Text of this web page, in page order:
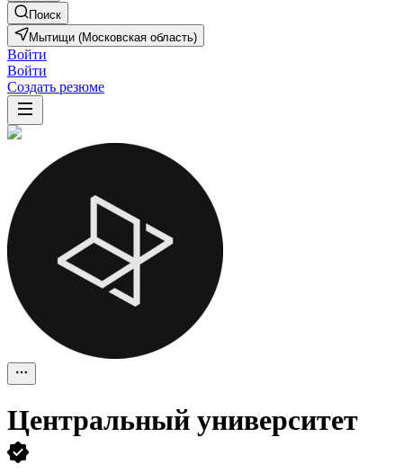
Поиск
Мытищи (Московская область)
Войти
Войти
Создать резюме
Центральный университет